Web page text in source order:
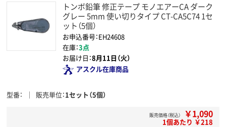
トンボ鉛筆 修正テープ モノエアーCA ダーク
グレー 5mm 使い切りタイプ CT-CA5C74 1セ
ット（5個）
お申込番号：EH24608
在庫：3点
お届け日：8月11日（火）
アスクル在庫商品
型番 販売単位 1セット（5個）
販売価格（税込） ￥1,090
1個あたり ￥218